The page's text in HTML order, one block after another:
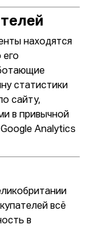
находятся
его
статистики
сайту,
в привычной
Analytics
всё
в